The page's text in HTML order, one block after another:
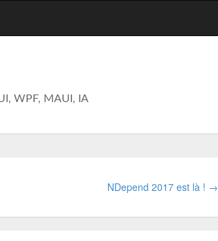
WPF, MAUI, IA
NDepend 2017 est là ! →